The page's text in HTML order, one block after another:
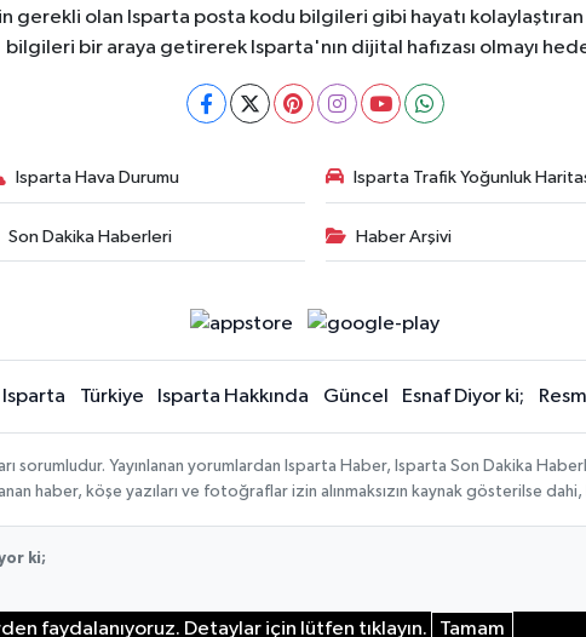
gerekli olan Isparta posta kodu bilgileri gibi hayatı
bilgileri bir araya getirerek Isparta'nın dijital hafızası olmayı
Isparta Hava Durumu Isparta Trafik Yoğunluk
Son Dakika Haberleri Haber Arşivi
Isparta Türkiye Isparta Hakkında Güncel Esnaf Diyor ki;
sorumludur. Yayınlanan yorumlardan Isparta Haber, Isparta Son Dakika
haber, köşe yazıları ve fotoğraflar izin alınmaksızın kaynak gösterilse
ki;
faydalanıyoruz. Detaylar için lütfen tıklayın. Tamam